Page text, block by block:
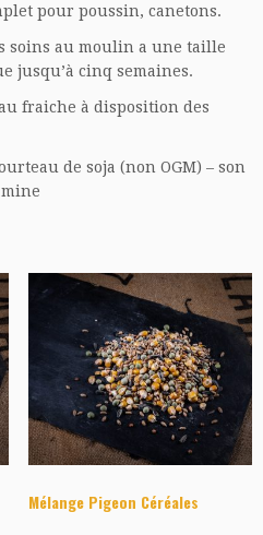
pour poussin, canetons.
soins au moulin a une taille
jusqu’à cinq semaines.
fraiche à disposition des
de soja (non OGM) – son
Mélange Pigeon Céréales